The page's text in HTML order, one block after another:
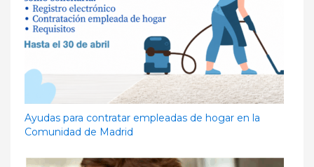
Ayudas para contratar empleadas de hogar en la
Comunidad de Madrid